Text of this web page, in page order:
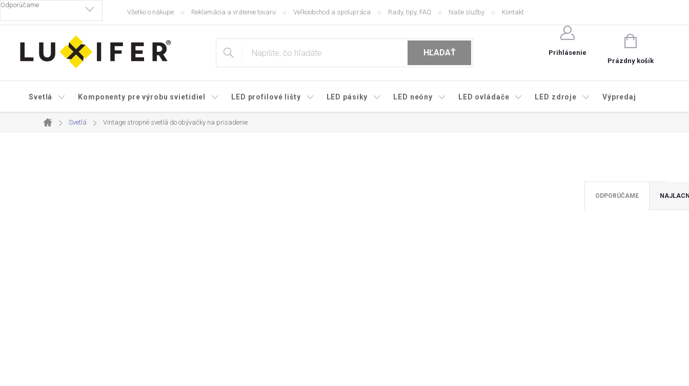
Prejsť
obsah
Všetko o nákupe Reklamácia a vrátenie tovaru Veľkoobchod a spolupráca Rady, tipy, FAQ Naše služby Kontakt
HĽADAŤ Prihlásenie
NÁKUPNÝ
KOŠÍK
Prázdny košík
Svetlá Komponenty pre výrobu svietidiel LED profilové lišty LED pásiky LED neóny LED ovládače LED zdroje Výpredaj
Domov
Svetlá Vintage stropné svetlá do obývačky na prisadenie
ODPORÚČAME